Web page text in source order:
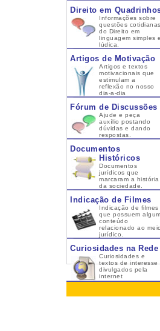
Direito em
Informações sobre
questões cotidianas
do Direito em
linguagem simples e
lúdica.
Artigos de Motivação
Artigos e textos
motivacionais que
estimulam a
reflexão no nosso
dia-a-dia
Fórum de Discussões
Ajude e peça
auxílio postando
dúvidas e dando
respostas.
Documentos
Históricos
Documentos
jurídicos que
marcaram a história
da sociedade.
Indicação de Filmes
Indicação de filmes
que possuem algum
conteúdo
relacionado ao meio
jurídico.
Curiosidades na Rede
Curiosidades e
textos de interesse
divulgados pela
internet